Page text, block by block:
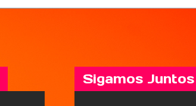
Sigamos Juntos